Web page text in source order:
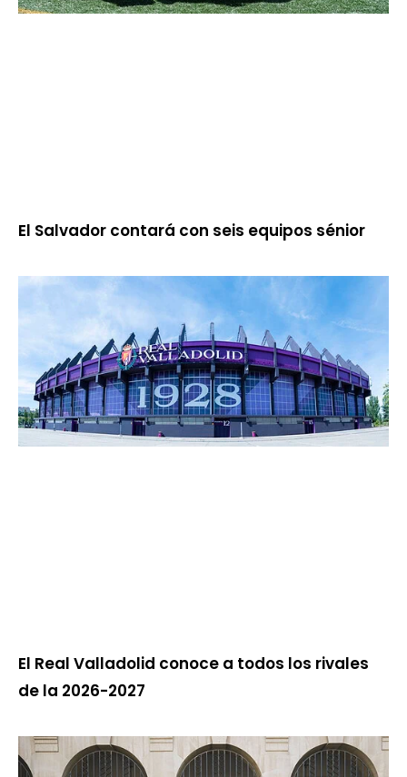
El Salvador contará con seis equipos sénior
El Real Valladolid conoce a todos los rivales
de la 2026-2027